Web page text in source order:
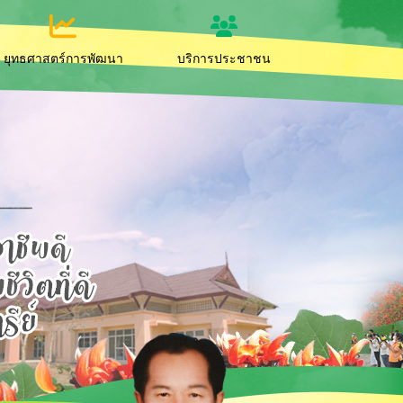
ยุทธศาสตร์การพัฒนา บริการประชาชน